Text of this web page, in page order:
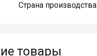
Страна производства
товары